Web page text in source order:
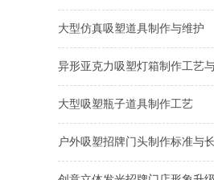
大型仿真吸塑道具制作与维护
异形亚克力吸塑灯箱制作工艺
大型吸塑瓶子道具制作工艺
户外吸塑招牌门头制作标准与